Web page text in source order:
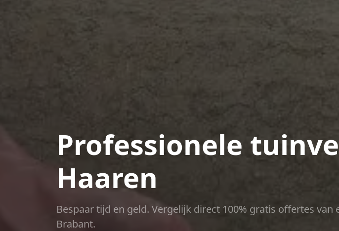
Professionele
Haaren
Bespaar tijd en geld. Vergelijk direct 100% gratis offertes
Brabant.